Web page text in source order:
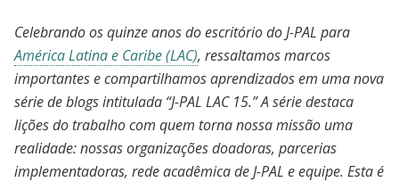
Celebrando os quinze anos do escritório do J-PAL para
América Latina e Caribe (LAC), ressaltamos marcos
importantes e compartilhamos aprendizados em uma nova
série de blogs intitulada “J-PAL LAC 15.” A série destaca
lições do trabalho com quem torna nossa missão uma
realidade: nossas organizações doadoras, parcerias
implementadoras, rede acadêmica de J-PAL e equipe. Esta é